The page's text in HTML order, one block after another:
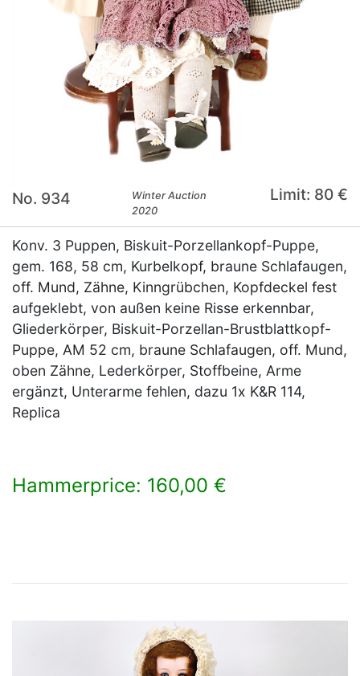
No. 934
Winter Auction
2020
Limit: 80 €
Konv. 3 Puppen, Biskuit-Porzellankopf-Puppe,
gem. 168, 58 cm, Kurbelkopf, braune Schlafaugen,
off. Mund, Zähne, Kinngrübchen, Kopfdeckel fest
aufgeklebt, von außen keine Risse erkennbar,
Gliederkörper, Biskuit-Porzellan-Brustblattkopf-
Puppe, AM 52 cm, braune Schlafaugen, off. Mund,
oben Zähne, Lederkörper, Stoffbeine, Arme
ergänzt, Unterarme fehlen, dazu 1x K&R 114,
Replica
Hammerprice: 160,00 €